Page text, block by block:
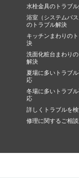
水栓金具のトラブ
浴室（システムバス
のトラブル解決
キッチンまわりの
決
洗面化粧台まわり
解決
夏場に多いトラブ
応
冬場に多いトラブ
応
詳しくトラブルを
修理に関するご相談